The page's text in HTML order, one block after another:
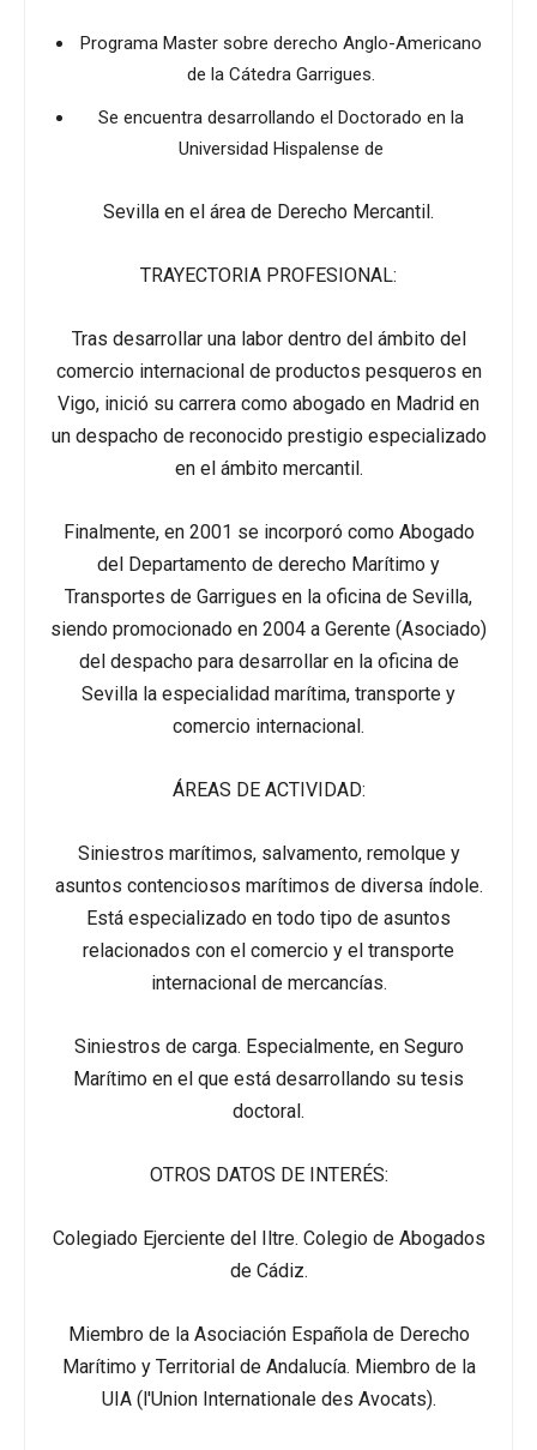
Programa Master sobre derecho Anglo-Americano
de la Cátedra Garrigues.
Se encuentra desarrollando el Doctorado en la
Universidad Hispalense de
Sevilla en el área de Derecho Mercantil.
TRAYECTORIA PROFESIONAL:
Tras desarrollar una labor dentro del ámbito del
comercio internacional de productos pesqueros en
Vigo, inició su carrera como abogado en Madrid en
un despacho de reconocido prestigio especializado
en el ámbito mercantil.
Finalmente, en 2001 se incorporó como Abogado
del Departamento de derecho Marítimo y
Transportes de Garrigues en la oficina de Sevilla,
siendo promocionado en 2004 a Gerente (Asociado)
del despacho para desarrollar en la oficina de
Sevilla la especialidad marítima, transporte y
comercio internacional.
ÁREAS DE ACTIVIDAD:
Siniestros marítimos, salvamento, remolque y
asuntos contenciosos marítimos de diversa índole.
Está especializado en todo tipo de asuntos
relacionados con el comercio y el transporte
internacional de mercancías.
Siniestros de carga. Especialmente, en Seguro
Marítimo en el que está desarrollando su tesis
doctoral.
OTROS DATOS DE INTERÉS:
Colegiado Ejerciente del Iltre. Colegio de Abogados
de Cádiz.
Miembro de la Asociación Española de Derecho
Marítimo y Territorial de Andalucía. Miembro de la
UIA (l'Union Internationale des Avocats).